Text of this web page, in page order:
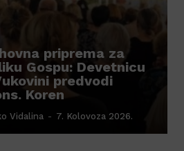
priprema za
Gospu: Devetnicu
predvodi
Koren
Vidalina - 7. Kolovoza 2026.